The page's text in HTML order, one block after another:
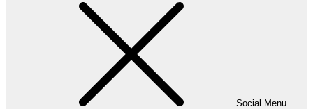
Social Menu